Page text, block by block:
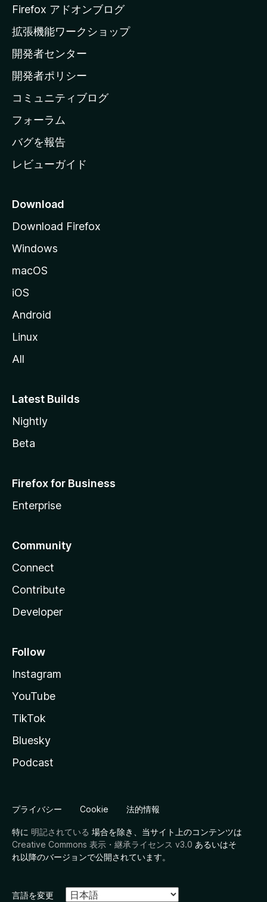
a
ホ
ー
ム
ー
ジ
へ
Firefox アドオンブログ
拡張機能ワークショップ
開発者センター
開発者ポリシー
コミュニティブログ
フォーラム
バグを報告
レビューガイド
Download
Download Firefox
Windows
macOS
iOS
Android
Linux
All
Latest Builds
Nightly
Beta
Firefox for Business
Enterprise
Community
Connect
Contribute
Developer
Follow
Instagram
YouTube
TikTok
Bluesky
Podcast
プライバシー Cookie 法的情報
特に 明記されている 場合を除き、当サイト上のコンテンツは
Creative Commons 表示・継承ライセンス v3.0 あるいはそ
れ以降のバージョンで公開されています。
言語を変更